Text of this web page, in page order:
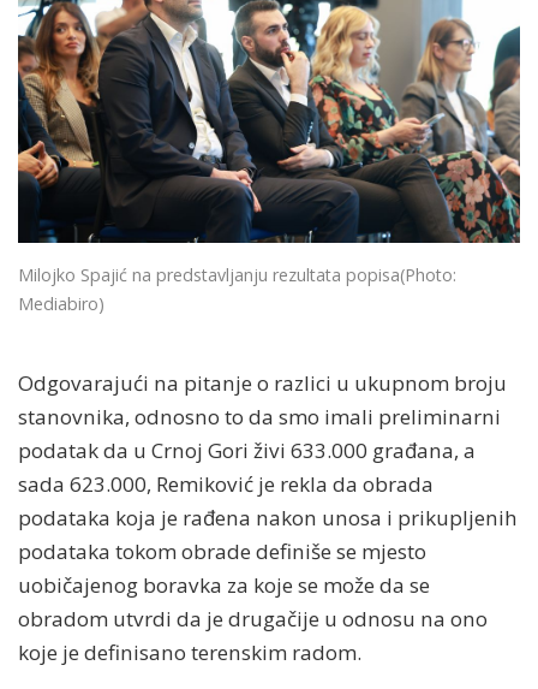
Milojko Spajić na predstavljanju rezultata popisa(Photo:
Mediabiro)
Odgovarajući na pitanje o razlici u ukupnom broju
stanovnika, odnosno to da smo imali preliminarni
podatak da u Crnoj Gori živi 633.000 građana, a
sada 623.000, Remiković je rekla da obrada
podataka koja je rađena nakon unosa i prikupljenih
podataka tokom obrade definiše se mjesto
uobičajenog boravka za koje se može da se
obradom utvrdi da je drugačije u odnosu na ono
koje je definisano terenskim radom.